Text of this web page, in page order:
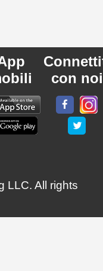
con noi
LLC. All rights